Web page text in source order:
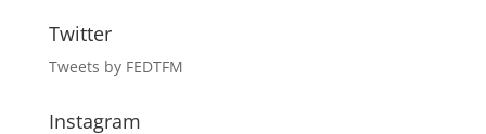
Twitter
Tweets by FEDTFM
Instagram